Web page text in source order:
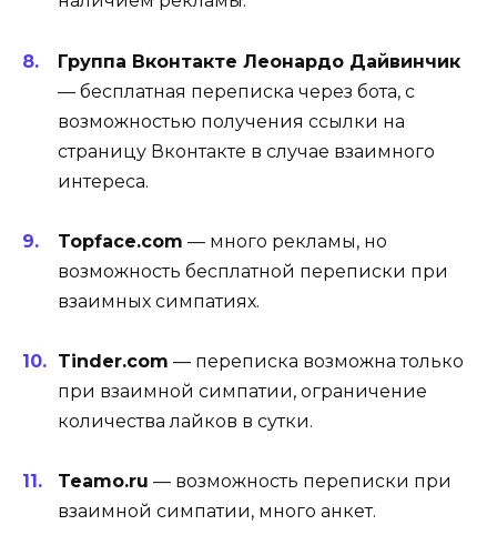
Группа Вконтакте Леонардо Дайвинчик
— бесплатная переписка через бота, с
возможностью получения ссылки на
страницу Вконтакте в случае взаимного
интереса.
Topface.com — много рекламы, но
возможность бесплатной переписки при
взаимных симпатиях.
Tinder.com — переписка возможна только
при взаимной симпатии, ограничение
количества лайков в сутки.
Teamo.ru — возможность переписки при
взаимной симпатии, много анкет.